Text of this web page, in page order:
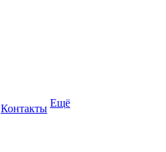
Контакты Ещё